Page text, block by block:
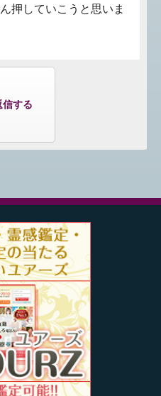
押していこうと思いま
信する